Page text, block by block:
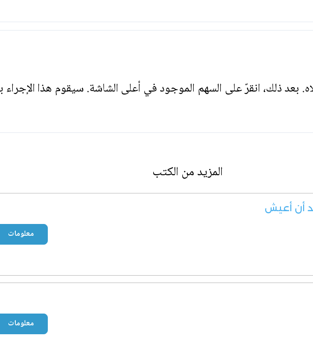
بعد ذلك، انقرّ على السهم الموجود في أعلى الشاشة. سيقوم هذا
المزيد من الكتب
أن أعيش
معلومات
معلومات